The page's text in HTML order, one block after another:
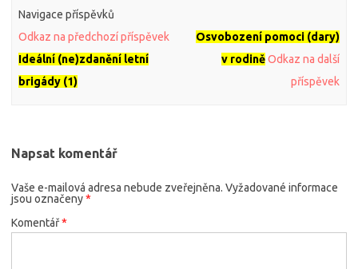
Navigace příspěvků
Odkaz na předchozí příspěvek
Ideální (ne)zdanění letní
brigády (1)
Osvobození pomoci (dary)
v rodině Odkaz na další
příspěvek
Napsat komentář
Vaše e-mailová adresa nebude zveřejněna. Vyžadované informace
jsou označeny*
Komentář*